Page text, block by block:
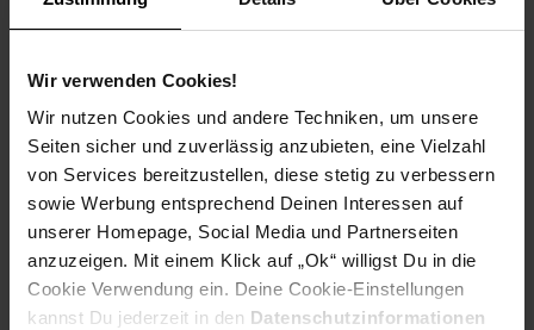
Wir verwenden Cookies!
Wir nutzen Cookies und andere Techniken, um unsere
Seiten sicher und zuverlässig anzubieten, eine Vielzahl
von Services bereitzustellen, diese stetig zu verbessern
sowie Werbung entsprechend Deinen Interessen auf
unserer Homepage, Social Media und Partnerseiten
anzuzeigen. Mit einem Klick auf „Ok“ willigst Du in die
Cookie Verwendung ein. Deine Cookie-Einstellungen
kannst Du jederzeit in den Datenschutzinformationen
PAYBACK
Payback Punkte Basis°Punkte:
29
Extra°Punkte:
0
Produktbeschreibung